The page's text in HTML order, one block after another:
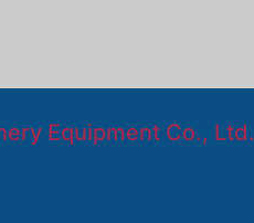
Equipment Co., Ltd.